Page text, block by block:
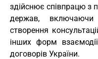
здійснює співпрацю з
держав, включаючи
створення
інших форм
договорів України.